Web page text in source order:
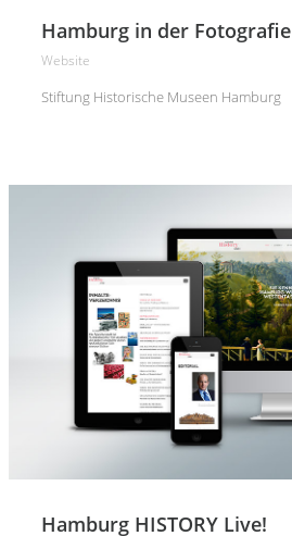
Hamburg in der Fotografie
Website
Stiftung Historische Museen Hamburg
Hamburg HISTORY Live!